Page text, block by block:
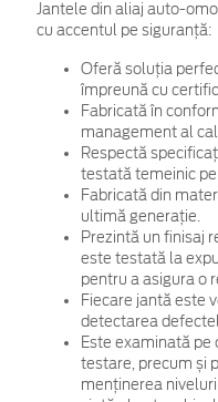
Jantele din aliaj auto-
cu accentul pe siguranță:
Oferă soluția
împreună cu
Fabricată în
management al
Respectă
testată temeinic
Fabricată din
ultimă generație.
Prezintă un finisaj
este testată la
pentru a asigura o
Fiecare jantă este
detectarea
Este examinată pe
testare, precum și
menținerea